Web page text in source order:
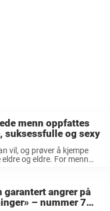
menn oppfattes
suksessfulle og sexy
vil, og prøver å kjempe
og eldre. For menn
garantert angrer på
– nummer 7